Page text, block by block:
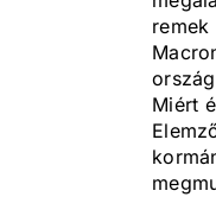
Miért